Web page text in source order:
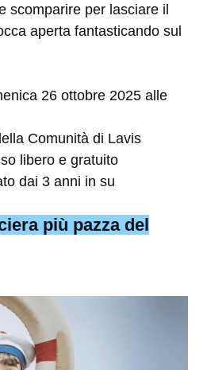
scomparire per lasciare il
aperta fantasticando sul
26 ottobre 2025 alle
Comunità di Lavis
libero e gratuito
dai 3 anni in su
più pazza del